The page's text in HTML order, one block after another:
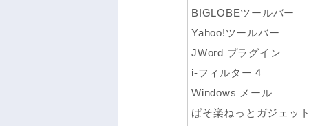
BIGLOBEツールバー
Yahoo!ツールバー
JWord プラグイン
i-フィルター 4
Windows メール
ぱそ楽ねっとガジェット